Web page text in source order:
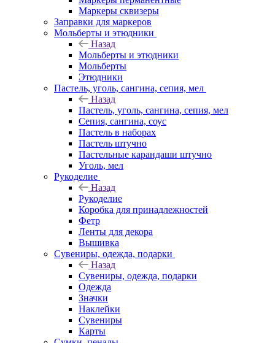
Маркеры сквизеры
Заправки для маркеров
Мольберты и этюдники
Назад
Мольберты и этюдники
Мольберты
Этюдники
Пастель, уголь, сангина, сепия, мел
Назад
Пастель, уголь, сангина, сепия, мел
Сепия, сангина, соус
Пастель в наборах
Пастель штучно
Пастельные карандаши штучно
Уголь, мел
Рукоделие
Назад
Рукоделие
Коробка для принадлежностей
Фетр
Ленты для декора
Вышивка
Сувениры, одежда, подарки
Назад
Сувениры, одежда, подарки
Одежда
Значки
Наклейки
Сувениры
Карты